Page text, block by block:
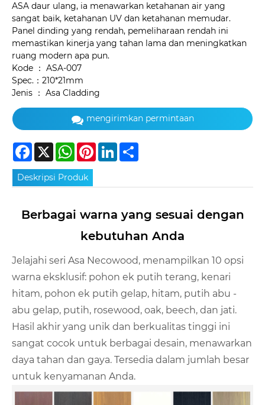
ASA daur ulang, ia menawarkan ketahanan air yang
sangat baik, ketahanan UV dan ketahanan memudar.
Panel dinding yang rendah, pemeliharaan rendah ini
memastikan kinerja yang tahan lama dan meningkatkan
ruang modern apa pun.
Kode ： ASA-007
Spec.：210*21mm
Jenis ： Asa Cladding
mengirimkan permintaan
Facebook
X WhatsAppPinterestLinkedIn
Deskripsi Produk
Berbagai warna yang sesuai dengan
kebutuhan Anda
Jelajahi seri Asa Necowood, menampilkan 10 opsi
warna eksklusif: pohon ek putih terang, kenari
hitam, pohon ek putih gelap, hitam, putih abu -
abu gelap, putih, rosewood, oak, beech, dan jati.
Hasil akhir yang unik dan berkualitas tinggi ini
sangat cocok untuk berbagai desain, menawarkan
daya tahan dan gaya. Tersedia dalam jumlah besar
untuk kenyamanan Anda.